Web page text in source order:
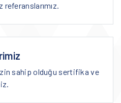
referanslarımız.
sahip olduğu sertifika ve